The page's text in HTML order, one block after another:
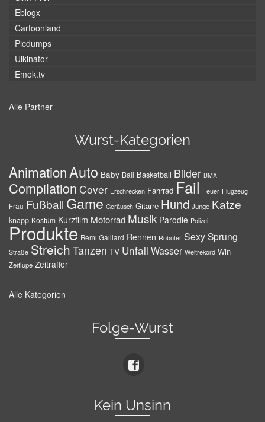
Eblogx
Cartoonland
Picdumps
Ulkinator
Emok.tv
Alle Partner
Wurst-Kategorien
AnimationAuto Baby Ball Basketball Bilder BMX
Compilation Cover Erschrecken Fahrrad Fail Feuer Flugzeug
Frau Fußball Game Geräusch Gitarre Hund Junge Katze
knapp Kostüm Kurzfilm Motorrad Musik Parodie Polizei
Produkte Remi Gaillard Rennen Roboter SexySprung
Straße Streich Tanzen TV Unfall Wasser Weltrekord Win
Zeitlupe Zeitraffer
Alle Kategorien
Folge-Wurst
Kein Unsinn